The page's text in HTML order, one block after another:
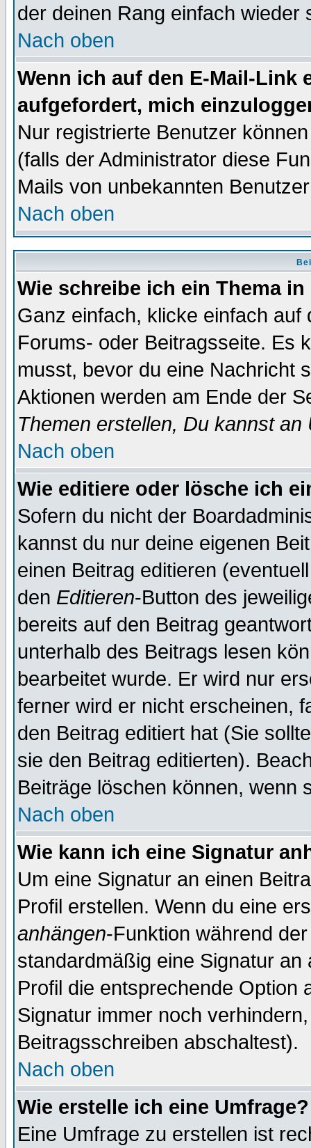
der deinen Rang einfach wieder
Nach oben
Wenn ich auf den E-Mail-Link
aufgefordert, mich
Nur registrierte Benutzer
(falls der Administrator diese
Mails von unbekannten
Nach oben
Wie schreibe ich ein Thema
Ganz einfach, klicke einfach
Forums- oder Beitragsseite. Es
musst, bevor du eine Nachricht
Aktionen werden am Ende der
Themen erstellen, Du kannst
Nach oben
Wie editiere oder lösche ich
Sofern du nicht der
kannst du nur deine eigenen
einen Beitrag editieren
den Editieren-Button des
bereits auf den Beitrag
unterhalb des Beitrags lesen
bearbeitet wurde. Er wird nur
ferner wird er nicht erscheinen,
den Beitrag editiert hat (Sie
sie den Beitrag editierten).
Beiträge löschen können, wenn
Nach oben
Wie kann ich eine Signatur
Um eine Signatur an einen
Profil erstellen. Wenn du eine
anhängen-Funktion während
standardmäßig eine Signatur
Profil die entsprechende Option
Signatur immer noch
Beitragsschreiben abschaltest).
Nach oben
Wie erstelle ich eine Umfrage?
Eine Umfrage zu erstellen ist